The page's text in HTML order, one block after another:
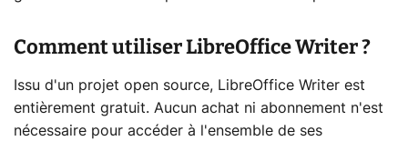
Comment utiliser LibreOffice Writer ?
Issu d'un projet open source, LibreOffice Writer est
entièrement gratuit. Aucun achat ni abonnement n'est
nécessaire pour accéder à l'ensemble de ses